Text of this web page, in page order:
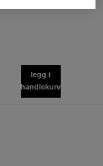
legg i
handlekurv